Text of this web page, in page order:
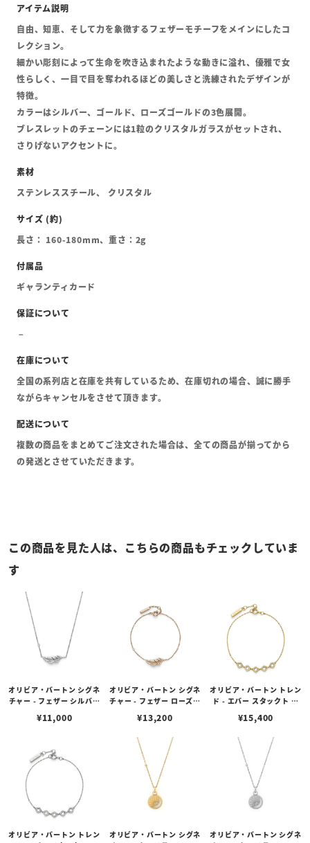
自由、知恵、そして力を象徴するフェザーモチーフをメインにしたコ
レクション。
細かい彫刻によって生命を吹き込まれたような動きに溢れ、優雅で女
性らしく、一目で目を奪われるほどの美しさと洗練されたデザインが
特徴。
カラーはシルバー、ゴールド、ローズゴールドの3色展開。
ブレスレットのチェーンには1粒のクリスタルガラスがセットされ、
さりげないアクセントに。
ステンレススチール、 クリスタル
長さ： 160-180mm、重さ：2g
ギャランティカード
全国の系列店と在庫を共有しているため、在庫切れの場合、誠に勝手
ながらキャンセルをさせて頂きます。
複数の商品をまとめてご注文された場合は、全ての商品が揃ってから
の発送とさせていただきます。
この商品を見た人は、こちらの商品もチェックしていま
す
オリビア・バートン シグネ
チャー - フェザー シルバー
¥11,000
オリビア・バートン シグネ
チャー - フェザー ローズゴ
¥13,200
オリビア・バートン トレン
ド - エバー スタックト ク
レット
¥15,400
オリビア・バートン トレン
オリビア・バートン シグネ
オリビア・バートン シグネ